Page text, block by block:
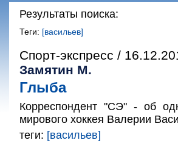
Результаты поиска:
Теги: [васильев]
Спорт-экспресс /
Замятин М.
Глыба
Корреспондент "СЭ" - об
мирового хоккея Валерии
теги: [васильев]